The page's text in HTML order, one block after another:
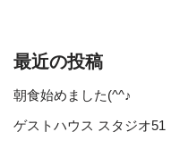
最近の投稿
朝食始めました(^^♪
ゲストハウス スタジオ